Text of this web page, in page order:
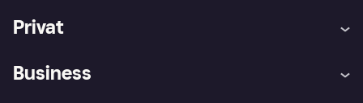
Privat
Business